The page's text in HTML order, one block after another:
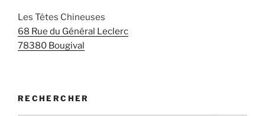
Les Têtes Chineuses
68 Rue du Général Leclerc
78380 Bougival
RECHERCHER